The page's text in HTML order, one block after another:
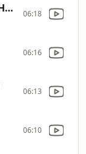
I STILL HAVEN'T FOUND WHAT I'M LOOKING FOR 06:18
06:16
06:13
06:10